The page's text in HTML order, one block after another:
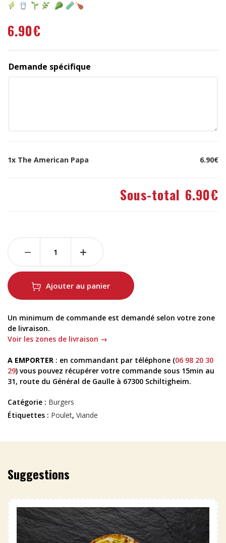
6.90€
Demande spécifique
1x The American Papa 6.90€
Sous-total 6.90€
Ajouter au panier
Un minimum de commande est demandé selon votre zone
de livraison.
Voir les zones de livraison →
A EMPORTER : en commandant par téléphone (06 98 20 30
29) vous pouvez récupérer votre commande sous 15min au
31, route du Général de Gaulle à 67300 Schiltigheim.
Catégorie : Burgers
Étiquettes : Poulet, Viande
Suggestions